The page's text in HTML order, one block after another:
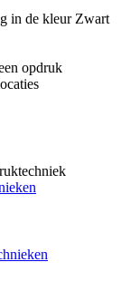
opdruk